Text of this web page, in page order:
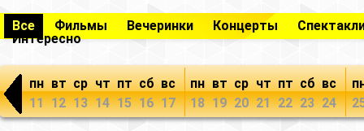
Все Фильмы Вечеринки Концерты
Интересно
пн
11
вт
12
ср
13
чт
14
пт
15
сб
16
вс
17
пн
18
вт
19
ср
20
чт
21
пт
22
сб
23
вс
24